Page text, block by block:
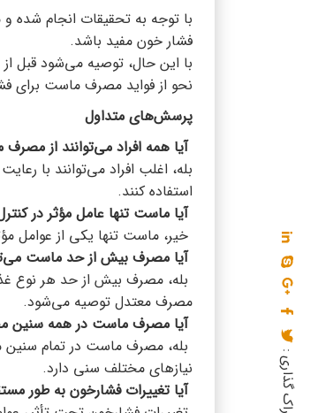
با توجه به تحقیقات انجام
فشار خون مفید باشد.
با این حال، توصیه می‌شود قبل از
نحو از فواید مصرف ماست برای
پرسش‌های متداول
آیا همه افراد می‌توانند از
بله، اغلب افراد می‌توانند با
استفاده کنند.
آیا ماست تنها عامل مؤثر در
خیر، ماست تنها یکی از عوامل
آیا مصرف بیش از حد ماست
بله، مصرف بیش از حد هر نوع
مصرف معتدل توصیه می‌شود.
آیا مصرف ماست در همه سنین
بله، مصرف ماست در تمام سنین
نیازهای مختلف سنی دارد.
آیا تغییرات فشارخون به طور
اشتراک گذاری :